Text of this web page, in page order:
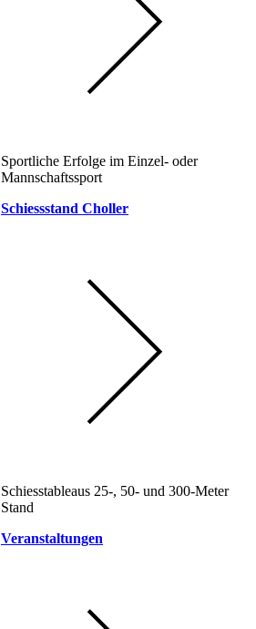
Sportliche Erfolge im Einzel- oder
Mannschaftssport
Schiessstand Choller
Schiesstableaus 25-, 50- und 300-Meter
Stand
Veranstaltungen